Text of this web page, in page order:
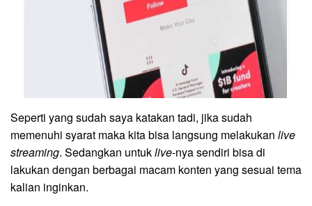
Seperti yang sudah saya katakan tadi, jika sudah
memenuhi syarat maka kita bisa langsung melakukan live
streaming. Sedangkan untuklive-nya sendiri bisa di
lakukan dengan berbagai macam konten yang sesuai tema
kalian inginkan.